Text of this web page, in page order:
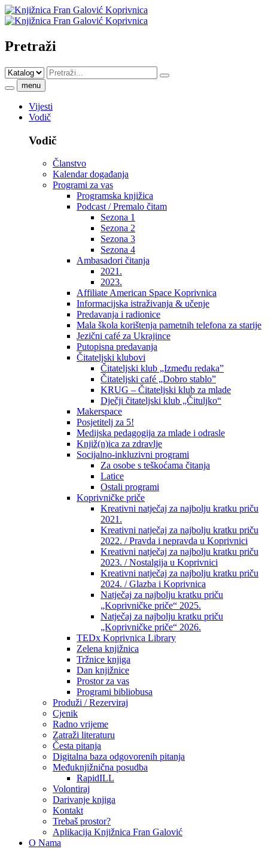
Pretraži
menu
Vijesti
Vodič
Vodič
Članstvo
Kalendar događanja
Programi za vas
Programska knjižica
Podcast / Premalo čitam
Sezona 1
Sezona 2
Sezona 3
Sezona 4
Ambasadori čitanja
2021.
2023.
Affiliate American Space Koprivnica
Informacijska istraživanja & učenje
Predavanja i radionice
Mala škola korištenja pametnih telefona za starije
Jezični café za Ukrajince
Putopisna predavanja
Čitateljski klubovi
Čitateljski klub „Između redaka”
Čitateljski café „Dobro stablo”
KRUG – Čitateljski klub za mlade
Dječji čitateljski klub „Čituljko“
Makerspace
Posjetitelj za 5!
Medijska pedagogija za mlade i odrasle
Knjiž(n)ica za zdravlje
Socijalno-inkluzivni programi
Za osobe s teškoćama čitanja
Latice
Ostali programi
Koprivničke priče
Kreativni natječaj za najbolju kratku priču
2021.
Kreativni natječaj za najbolju kratku priču
2022. / Pravda i nepravda u Koprivnici
Kreativni natječaj za najbolju kratku priču
2023. / Nostalgija u Koprivnici
Kreativni natječaj za najbolju kratku priču
2024. / Glazba i Koprivnica
Natječaj za najbolju kratku priču
„Koprivničke priče“ 2025.
Natječaj za najbolju kratku priču
„Koprivničke priče“ 2026.
TEDx Koprivnica Library
Zelena knjižnica
Tržnice knjiga
Dan knjižnice
Prostor za vas
Programi bibliobusa
Produži / Rezerviraj
Cjenik
Radno vrijeme
Zatraži literaturu
Česta pitanja
Digitalna baza odgovorenih pitanja
Međuknjižnična posudba
RapidILL
Volontiraj
Darivanje knjiga
Kontakt
Trebaš prostor?
Aplikacija Knjižnica Fran Galović
O Nama